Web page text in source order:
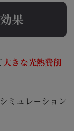
果
大きな光熱費削
ミュレーション